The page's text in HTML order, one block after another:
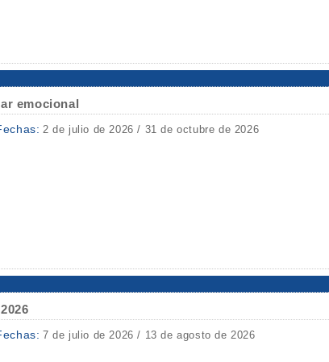
emocional
2 de julio de 2026 / 31 de octubre de 2026
7 de julio de 2026 / 13 de agosto de 2026